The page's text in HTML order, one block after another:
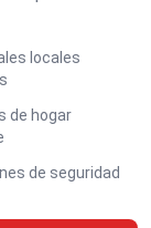
locales
de hogar
de seguridad